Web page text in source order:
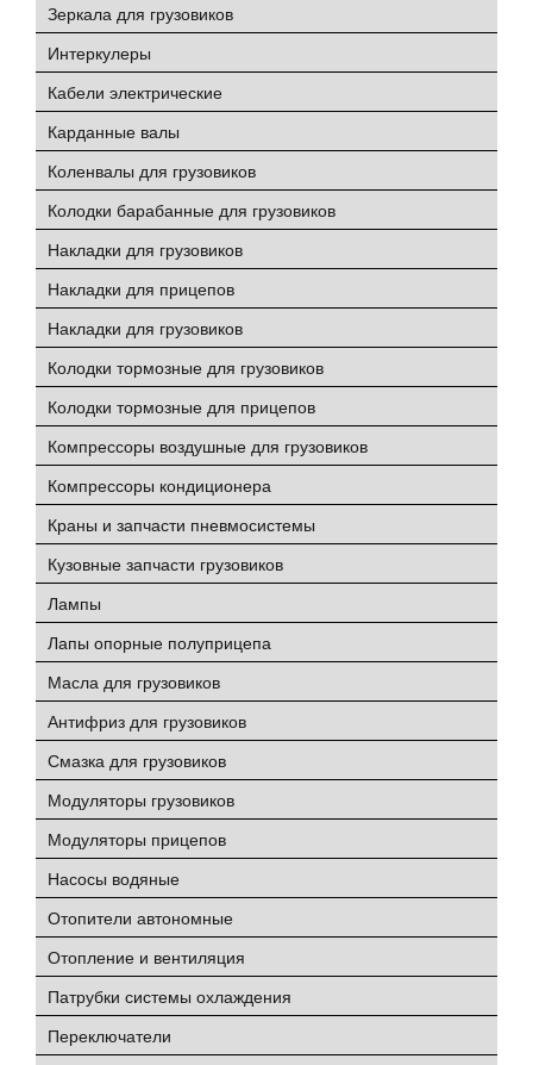
Зеркала для грузовиков
Интеркулеры
Кабели электрические
Карданные валы
Коленвалы для грузовиков
Колодки барабанные для грузовиков
Накладки для грузовиков
Накладки для прицепов
Накладки для грузовиков
Колодки тормозные для грузовиков
Колодки тормозные для прицепов
Компрессоры воздушные для грузовиков
Компрессоры кондиционера
Краны и запчасти пневмосистемы
Кузовные запчасти грузовиков
Лампы
Лапы опорные полуприцепа
Масла для грузовиков
Антифриз для грузовиков
Смазка для грузовиков
Модуляторы грузовиков
Модуляторы прицепов
Насосы водяные
Отопители автономные
Отопление и вентиляция
Патрубки системы охлаждения
Переключатели